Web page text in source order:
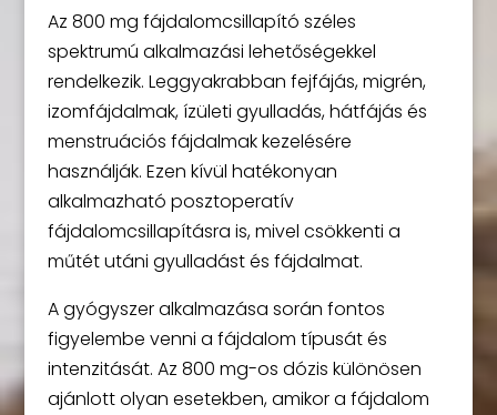
Az 800 mg fájdalomcsillapító széles
spektrumú alkalmazási lehetőségekkel
rendelkezik. Leggyakrabban fejfájás, migrén,
izomfájdalmak, ízületi gyulladás, hátfájás és
menstruációs fájdalmak kezelésére
használják. Ezen kívül hatékonyan
alkalmazható posztoperatív
fájdalomcsillapításra is, mivel csökkenti a
műtét utáni gyulladást és fájdalmat.
A gyógyszer alkalmazása során fontos
figyelembe venni a fájdalom típusát és
intenzitását. Az 800 mg-os dózis különösen
ajánlott olyan esetekben, amikor a fájdalom